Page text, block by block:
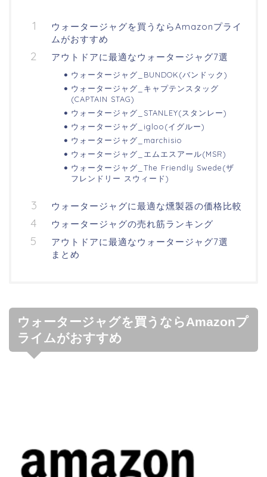
ウォータージャグを買うならAmazonプライ
ムがおすすめ
アウトドアに最適なウォータージャグ7選
ウォータージャグ_BUNDOK(バンドック)
ウォータージャグ_キャプテンスタッグ
(CAPTAIN STAG)
ウォータージャグ_STANLEY(スタンレー)
ウォータージャグ_igloo(イグルー)
ウォータージャグ_marchisio
ウォータージャグ_エムエスアール(MSR)
ウォータージャグ_The Friendly Swede(ザ
フレンドリー スウィード)
ウォータージャグに最適な燻製器の価格比較
ウォータージャグの売れ筋ランキング
アウトドアに最適なウォータージャグ7選
まとめ
ウォータージャグを買うならAmazonプ
ライムがおすすめ